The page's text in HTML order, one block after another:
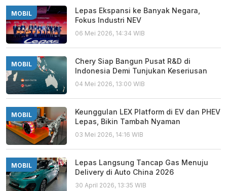
MOBIL
Lepas Ekspansi ke Banyak Negara,
Fokus Industri NEV
06 Mei 2026, 14:34 WIB
MOBIL
Chery Siap Bangun Pusat R&D di
Indonesia Demi Tunjukan Keseriusan
04 Mei 2026, 13:00 WIB
MOBIL
Keunggulan LEX Platform di EV dan PHEV
Lepas, Bikin Tambah Nyaman
03 Mei 2026, 14:16 WIB
MOBIL
Lepas Langsung Tancap Gas Menuju
Delivery di Auto China 2026
30 April 2026, 13:35 WIB